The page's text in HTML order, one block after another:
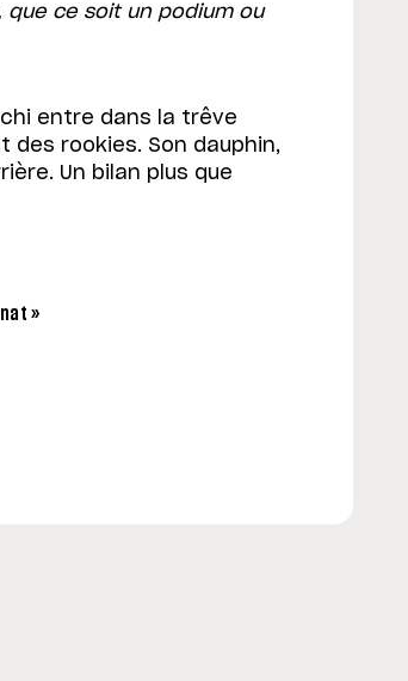
ce soit un podium ou
entre dans la trêve
rookies. Son dauphin,
Un bilan plus que
»